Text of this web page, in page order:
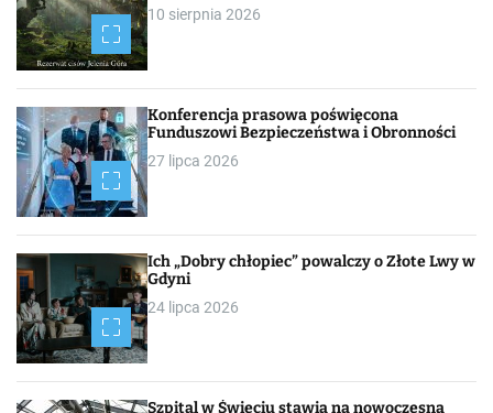
10 sierpnia 2026
Konferencja prasowa poświęcona
Funduszowi Bezpieczeństwa i Obronności
27 lipca 2026
Ich „Dobry chłopiec” powalczy o Złote Lwy w
Gdyni
24 lipca 2026
Szpital w Świeciu stawia na nowoczesną